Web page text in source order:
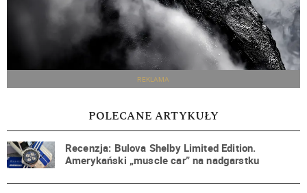
REKLAMA
POLECANE ARTYKUŁY
Recenzja: Bulova Shelby Limited Edition.
Amerykański „muscle car” na nadgarstku